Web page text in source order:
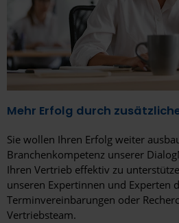
Mehr Erfolg durch
Sie wollen Ihren Erfolg weiter
Branchenkompetenz unserer
Ihren Vertrieb effektiv zu
unseren Expertinnen und Experten
Terminvereinbarungen oder
Vertriebsteam.